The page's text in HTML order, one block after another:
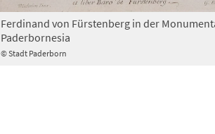
© Stadt Paderborn
Ferdinand von Fürstenberg in der
Paderbornesia